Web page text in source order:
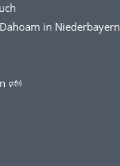
in Niederbayern
🕬